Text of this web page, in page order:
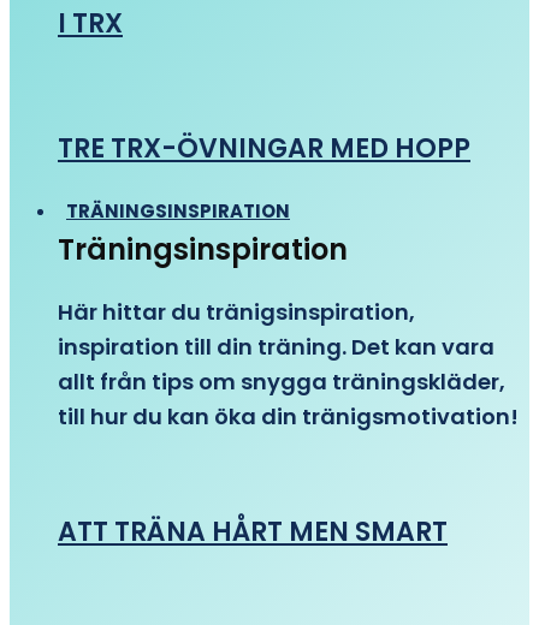
I TRX
TRE TRX-ÖVNINGAR MED HOPP
TRÄNINGSINSPIRATION
Träningsinspiration
Här hittar du tränigsinspiration,
inspiration till din träning. Det kan vara
allt från tips om snygga träningskläder,
till hur du kan öka din tränigsmotivation!
ATT TRÄNA HÅRT MEN SMART